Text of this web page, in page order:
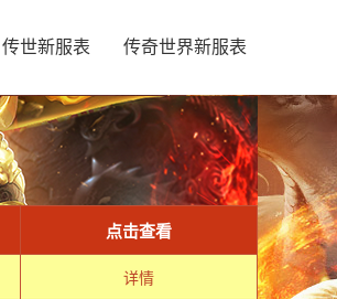
传世新服表 传奇世界新服表
点击查看
详情